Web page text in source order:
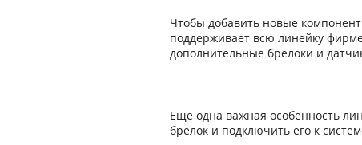
Чтобы добавить новые
поддерживает всю линейку
дополнительные брелоки и
Еще одна важная особенность
брелок и подключить его к